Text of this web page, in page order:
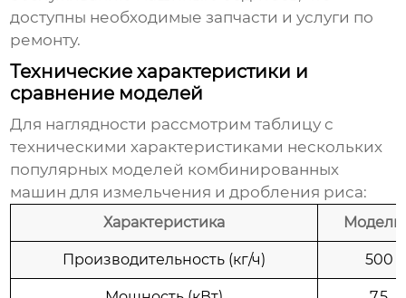
доступны необходимые запчасти и услуги по
ремонту.
Технические характеристики и
сравнение моделей
Для наглядности рассмотрим таблицу с
техническими характеристиками нескольких
популярных моделей комбинированных
машин для измельчения и дробления риса:
Характеристика Модель
Производительность (кг/ч) 500